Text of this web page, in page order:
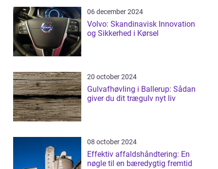
06 december 2024
Volvo: Skandinavisk Innovation
og Sikkerhed i Kørsel
20 october 2024
Gulvafhøvling i Ballerup: Sådan
giver du dit trægulv nyt liv
08 october 2024
Effektiv affaldshåndtering: En
nøgle til en bæredygtig fremtid